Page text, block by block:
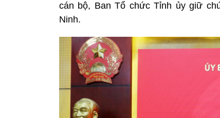
cán bộ, Ban Tổ chức Tỉnh ủy giữ
Ninh.